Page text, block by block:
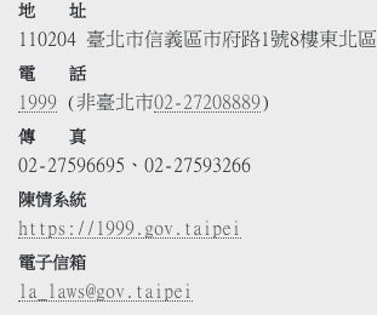
地 址
110204 臺北市信義區市府路1號8樓東北區
電 話
1999 (非臺北市02-27208889)
傳 真
02-27596695、02-27593266
陳情系統
https://1999.gov.taipei
電子信箱
la_laws@gov.taipei